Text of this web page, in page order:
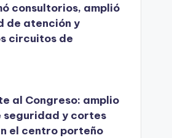
consultorios, amplió
de atención y
circuitos de
al Congreso: amplio
seguridad y cortes
el centro porteño